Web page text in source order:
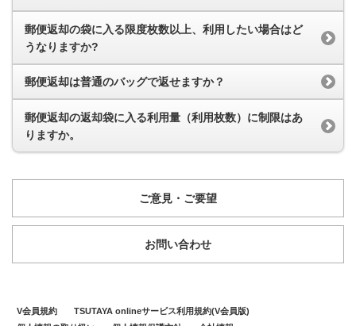
郵便返却の袋に入る限度枚数以上、利用したい場合はど
うなりますか?
郵便返却は普通のバッグで返せますか？
郵便返却の返却袋に入る利用量（利用枚数）に制限はあ
りますか。
ご意見・ご要望
お問い合わせ
V会員規約
TSUTAYA onlineサービス利用規約(V会員版)